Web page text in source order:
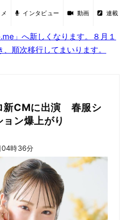
インタビュー 動画 連載
」へ新しくなります。８月１
順次移行してまいります。
新CMに出演 春服シ
ン爆上がり
04時36分